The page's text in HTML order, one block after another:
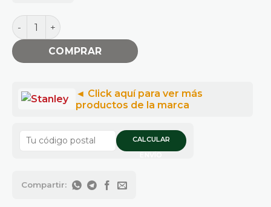
LLAVE IMPACTO 820W cantidad
COMPRAR
CALCULAR